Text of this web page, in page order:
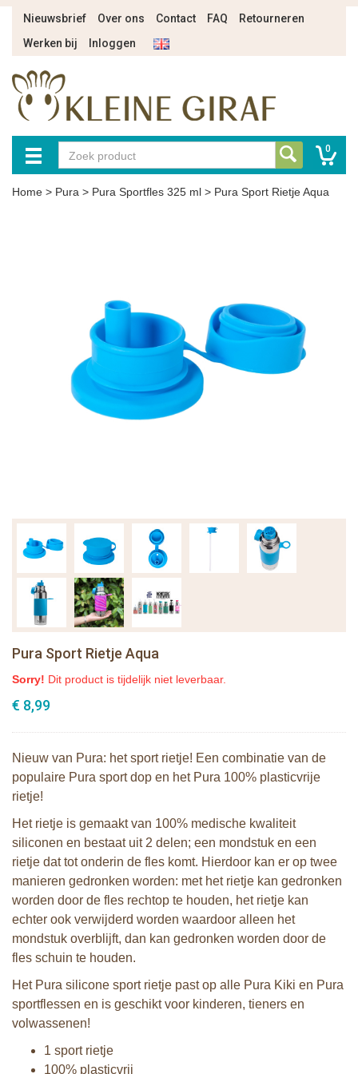
Nieuwsbrief Over ons Contact FAQ
Retourneren
Werken bij
Inloggen
0
Home > Pura > Pura Sportfles 325 ml > Pura Sport Rietje Aqua
Pura Sport Rietje Aqua
Sorry! Dit product is tijdelijk niet leverbaar.
€ 8,99
Nieuw van Pura: het sport rietje! Een combinatie van de
populaire Pura sport dop en het Pura 100% plasticvrije
rietje!
Het rietje is gemaakt van 100% medische kwaliteit
siliconen en bestaat uit 2 delen; een mondstuk en een
rietje dat tot onderin de fles komt. Hierdoor kan er op twee
manieren gedronken worden: met het rietje kan gedronken
worden door de fles rechtop te houden, het rietje kan
echter ook verwijderd worden waardoor alleen het
mondstuk overblijft, dan kan gedronken worden door de
fles schuin te houden.
Het Pura silicone sport rietje past op alle Pura Kiki en Pura
sportflessen en is geschikt voor kinderen, tieners en
volwassenen!
1 sport rietje
100% plasticvrij